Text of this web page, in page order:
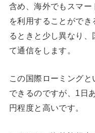
含め、海外でもスマー
を利用することがで
るときと少し異なり
て通信をします。
この国際ローミング
できるのですが、1日
円程度と高いです。